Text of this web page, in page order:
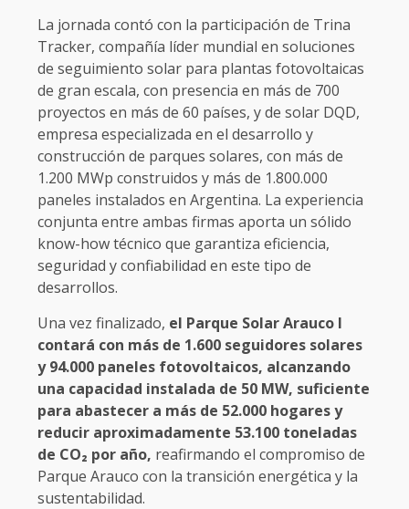
La jornada contó con la participación de Trina
Tracker, compañía líder mundial en soluciones
de seguimiento solar para plantas fotovoltaicas
de gran escala, con presencia en más de 700
proyectos en más de 60 países, y de solar DQD,
empresa especializada en el desarrollo y
construcción de parques solares, con más de
1.200 MWp construidos y más de 1.800.000
paneles instalados en Argentina. La experiencia
conjunta entre ambas firmas aporta un sólido
know-how técnico que garantiza eficiencia,
seguridad y confiabilidad en este tipo de
desarrollos.
Una vez finalizado, el Parque Solar Arauco I
contará con más de 1.600 seguidores solares
y 94.000 paneles fotovoltaicos, alcanzando
una capacidad instalada de 50 MW, suficiente
para abastecer a más de 52.000 hogares y
reducir aproximadamente 53.100 toneladas
de CO₂ por año, reafirmando el compromiso de
Parque Arauco con la transición energética y la
sustentabilidad.